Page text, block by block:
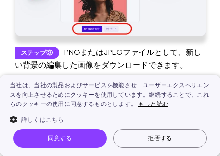
ステップ③
PNGまたはJPEGファイルとして、新し
い背景の編集した画像をダウンロードできます。
料金：基本的な編集機能は無料である
対応環境：Webブラウザ
Remove bg‐画像の背景を変える無料サイト
当社は、当社の製品およびサービスを機能させ、ユーザーエクスペリエン
スを向上させるためにクッキーを使用しています。継続することで、これ
らのクッキーの使用に同意するものとします。
もっと読む
詳しくはこちら
同意する 拒否する